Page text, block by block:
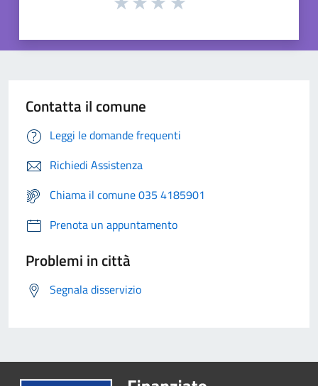
Contatta il comune
Leggi le domande frequenti
Richiedi Assistenza
Chiama il comune 035 4185901
Prenota un appuntamento
Problemi in città
Segnala disservizio